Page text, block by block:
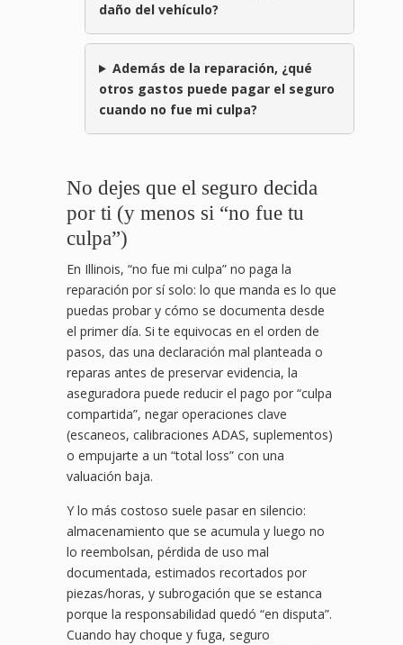
daño del vehículo?
Además de la reparación, ¿qué
otros gastos puede pagar el seguro
cuando no fue mi culpa?
No dejes que el seguro decida
por ti (y menos si “no fue tu
culpa”)
En Illinois, “no fue mi culpa” no paga la
reparación por sí solo: lo que manda es lo que
puedas probar y cómo se documenta desde
el primer día. Si te equivocas en el orden de
pasos, das una declaración mal planteada o
reparas antes de preservar evidencia, la
aseguradora puede reducir el pago por “culpa
compartida”, negar operaciones clave
(escaneos, calibraciones ADAS, suplementos)
o empujarte a un “total loss” con una
valuación baja.
Y lo más costoso suele pasar en silencio:
almacenamiento que se acumula y luego no
lo reembolsan, pérdida de uso mal
documentada, estimados recortados por
piezas/horas, y subrogación que se estanca
porque la responsabilidad quedó “en disputa”.
Cuando hay choque y fuga, seguro